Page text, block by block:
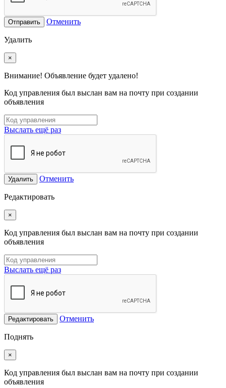
Отправить Отменить
Удалить
×
Внимание! Объявление будет удалено!
Код управления был выслан вам на почту при создании
объявления
Выслать ещё раз
Удалить Отменить
Редактировать
×
Код управления был выслан вам на почту при создании
объявления
Выслать ещё раз
Редактировать Отменить
Поднять
×
Код управления был выслан вам на почту при создании
объявления